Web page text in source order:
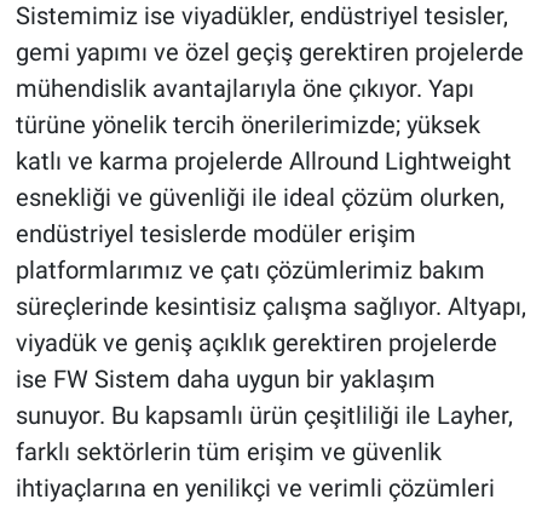
Sistemimiz ise viyadükler, endüstriyel tesisler,
gemi yapımı ve özel geçiş gerektiren projelerde
mühendislik avantajlarıyla öne çıkıyor. Yapı
türüne yönelik tercih önerilerimizde; yüksek
katlı ve karma projelerde Allround Lightweight
esnekliği ve güvenliği ile ideal çözüm olurken,
endüstriyel tesislerde modüler erişim
platformlarımız ve çatı çözümlerimiz bakım
süreçlerinde kesintisiz çalışma sağlıyor. Altyapı,
viyadük ve geniş açıklık gerektiren projelerde
ise FW Sistem daha uygun bir yaklaşım
sunuyor. Bu kapsamlı ürün çeşitliliği ile Layher,
farklı sektörlerin tüm erişim ve güvenlik
ihtiyaçlarına en yenilikçi ve verimli çözümleri